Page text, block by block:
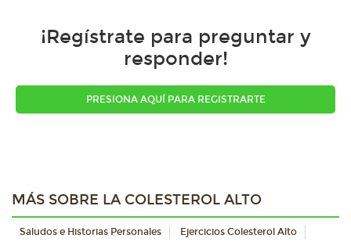
¡Regístrate para preguntar y
responder!
PRESIONA AQUÍ PARA REGISTRARTE
MÁS SOBRE LA COLESTEROL ALTO
Saludos e Historias Personales
Ejercicios Colesterol Alto